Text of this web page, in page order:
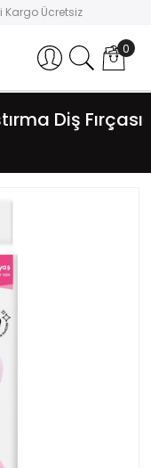
Kargo Ücretsiz
Hesabım 0
Diş Fırçası